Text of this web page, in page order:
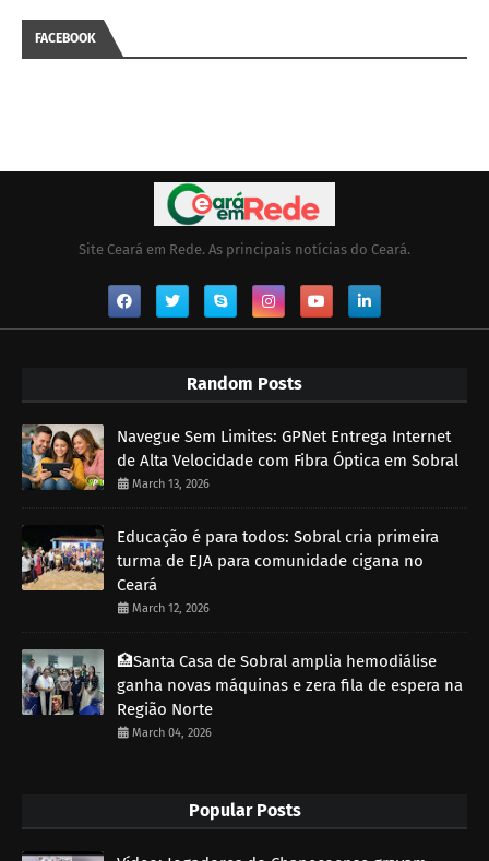
FACEBOOK
Site Ceará em Rede. As principais notícias do Ceará.
Random Posts
Navegue Sem Limites: GPNet Entrega Internet
de Alta Velocidade com Fibra Óptica em Sobral
March 13, 2026
Educação é para todos: Sobral cria primeira
turma de EJA para comunidade cigana no
Ceará
March 12, 2026
🏥Santa Casa de Sobral amplia hemodiálise
ganha novas máquinas e zera fila de espera na
Região Norte
March 04, 2026
Popular Posts